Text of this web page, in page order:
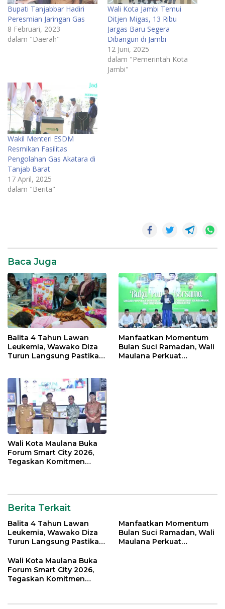
Bupati Tanjabbar Hadiri
Peresmian Jaringan Gas
8 Februari, 2023
dalam "Daerah"
Wali Kota Jambi Temui
Ditjen Migas, 13 Ribu
Jargas Baru Segera
Dibangun di Jambi
12 Juni, 2025
dalam "Pemerintah Kota
Jambi"
Wakil Menteri ESDM
Resmikan Fasilitas
Pengolahan Gas Akatara di
Tanjab Barat
17 April, 2025
dalam "Berita"
Baca Juga
Balita 4 Tahun Lawan
Leukemia, Wawako Diza
Turun Langsung Pastikan
Manfaatkan Momentum
Bulan Suci Ramadan, Wali
Maulana Perkuat
Wali Kota Maulana Buka
Forum Smart City 2026,
Tegaskan Komitmen
Berita Terkait
Balita 4 Tahun Lawan
Leukemia, Wawako Diza
Turun Langsung Pastikan
Manfaatkan Momentum
Bulan Suci Ramadan, Wali
Maulana Perkuat
Wali Kota Maulana Buka
Forum Smart City 2026,
Tegaskan Komitmen